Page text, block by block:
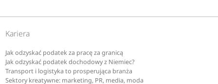
Odwołanie się od wyniku matury
2026
Dla każdego ucznia dużym szokiem może być zobaczenie
Kariera
Jak odzyskać podatek za pracę za granicą
Jak odzyskać podatek dochodowy z Niemiec?
Transport i logistyka to prosperująca branża
Sektory kreatywne: marketing, PR, media, moda